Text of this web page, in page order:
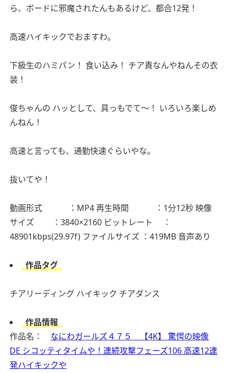
ら、ボードに邪魔されたんもあるけど、都合12発！
高速ハイキックでおますわ。
下級生のハミパン！ 食い込み！ チア責なんやねんその衣
装！
俊ちゃんの ハッとして、具っもでて〜！ いろいろ楽しめ
んねん！
高速と言っても、通勤快速ぐらいやな。
抜いてや！
動画形式 ：MP4再生時間 ：1分12秒 映像
サイズ ：3840×2160 ビットレート ：
48901kbps(29.97f) ファイルサイズ ：419MB音声あり
作品タグ
チアリーディング ハイキック チアダンス
作品情報
作品名： なにわガールズ４７５ 【4K】 驚愕の映像
DE シコッティタイムや！連続攻撃フェーズ106 高速12連
発ハイキックや